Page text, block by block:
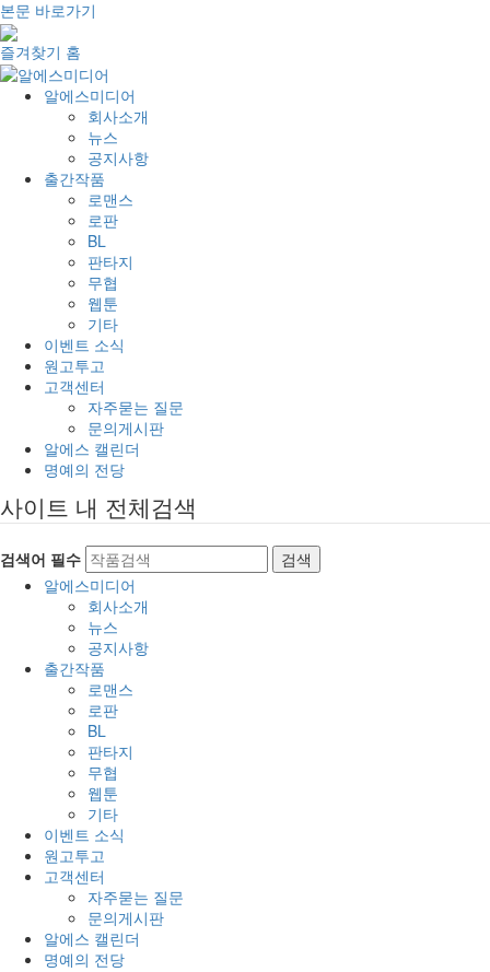
본문 바로가기
즐겨찾기 홈
알에스미디어
회사소개
뉴스
공지사항
출간작품
로맨스
로판
BL
판타지
무협
웹툰
기타
이벤트 소식
원고투고
고객센터
자주묻는 질문
문의게시판
알에스 캘린더
명예의 전당
사이트 내 전체검색
검색어 필수
검색
알에스미디어
회사소개
뉴스
공지사항
출간작품
로맨스
로판
BL
판타지
무협
웹툰
기타
이벤트 소식
원고투고
고객센터
자주묻는 질문
문의게시판
알에스 캘린더
명예의 전당